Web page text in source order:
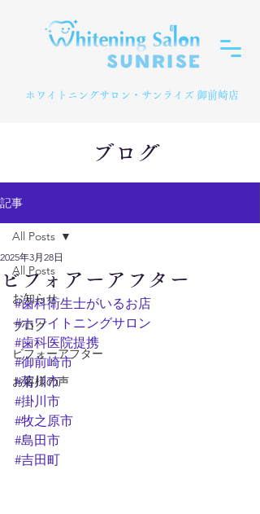
​ホワイトニングサロン・サンライズ 御前崎店
ブログ
記事
All Posts
お知らせ
ブログ
ビフォーアフター
お客様の声
All Posts
ビフォアーアフター
2025年3月28日
#歯科衛生士がいるお店
#ホワイトニングサロン
#歯科医院提携
#御前崎市
#菊川市
#掛川市
#牧之原市
#島田市
#吉田町